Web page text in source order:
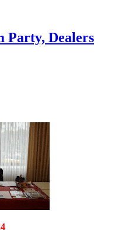
Party, Dealers